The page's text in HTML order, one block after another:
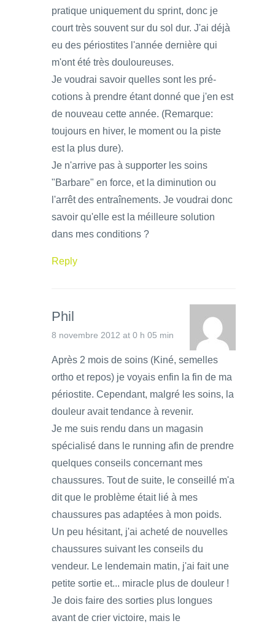
pratique uniquement du sprint, donc je
court très souvent sur du sol dur. J'ai déjà
eu des périostites l'année dernière qui
m'ont été très douloureuses.
Je voudrai savoir quelles sont les pré-
cotions à prendre étant donné que j'en est
de nouveau cette année. (Remarque:
toujours en hiver, le moment ou la piste
est la plus dure).
Je n'arrive pas à supporter les soins
"Barbare" en force, et la diminution ou
l'arrêt des entraînements. Je voudrai donc
savoir qu'elle est la méilleure solution
dans mes conditions ?
Reply
Phil
8 novembre 2012 at 0 h 05 min
Après 2 mois de soins (Kiné, semelles
ortho et repos) je voyais enfin la fin de ma
périostite. Cependant, malgré les soins, la
douleur avait tendance à revenir.
Je me suis rendu dans un magasin
spécialisé dans le running afin de prendre
quelques conseils concernant mes
chaussures. Tout de suite, le conseillé m'a
dit que le problème était lié à mes
chaussures pas adaptées à mon poids.
Un peu hésitant, j'ai acheté de nouvelles
chaussures suivant les conseils du
vendeur. Le lendemain matin, j'ai fait une
petite sortie et... miracle plus de douleur !
Je dois faire des sorties plus longues
avant de crier victoire, mais le